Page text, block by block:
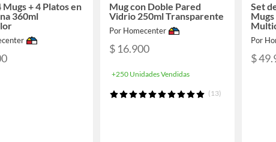
Mugs + 4 Platos en
360ml
Mug con Doble Pared
Vidrio 250ml Transparente
Por Homecenter
$ 16.900
+250 Unidades Vendidas
(13)
Set
Por
$